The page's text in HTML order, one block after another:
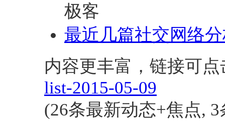
极客
最近几篇社交网络
内容更丰富，链接可
list-2015-05-09
(26条最新动态+焦点,